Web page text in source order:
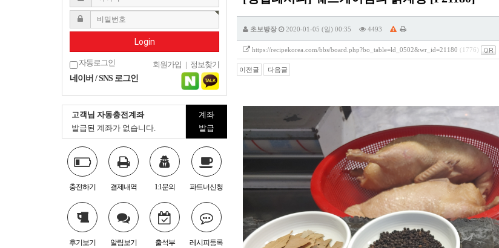
Login
자동로그인 회원가입 | 정보찾기
네이버 / SNS 로그인
고객님 자동충전계좌
발급된 계좌가 없습니다.
계좌
발급
충전하기 결제내역 1:1문의 파트너신청
후기보기 알림보기 출석부 레시피등록
초보방장 2020-01-05 (일) 00:35 4493
https://recipekorea.com/bbs/board.php?bo_table=ld_0502&wr_id=21180 (1776)
이전글 다음글